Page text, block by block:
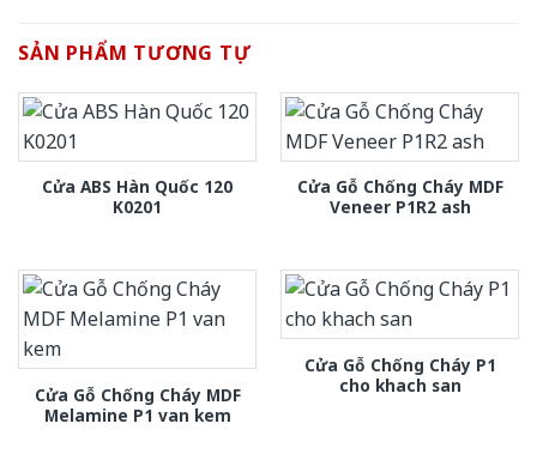
SẢN PHẨM TƯƠNG TỰ
Cửa ABS Hàn Quốc 120
K0201
Cửa Gỗ Chống Cháy MDF
Veneer P1R2 ash
Cửa Gỗ Chống Cháy MDF
Melamine P1 van kem
Cửa Gỗ Chống Cháy P1
cho khach san